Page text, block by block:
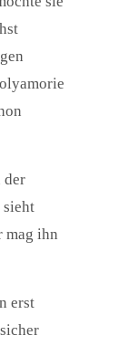
der
sieht
mag ihn
erst